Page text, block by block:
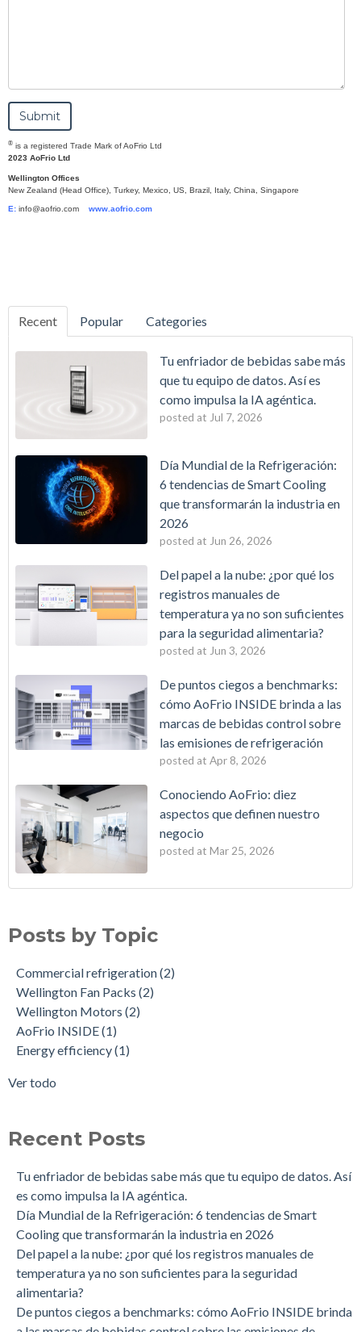
® is a registered Trade Mark of AoFrio Ltd
2023 AoFrio Ltd
Wellington Offices
New Zealand (Head Office), Turkey, Mexico, US, Brazil, Italy, China, Singapore
E: info@aofrio.com www.aofrio.com
Recent Popular Categories
Tu enfriador de bebidas sabe más
que tu equipo de datos. Así es
como impulsa la IA agéntica.
posted at Jul 7, 2026
Día Mundial de la Refrigeración:
6 tendencias de Smart Cooling
que transformarán la industria en
2026
posted at Jun 26, 2026
Del papel a la nube: ¿por qué los
registros manuales de
temperatura ya no son suficientes
para la seguridad alimentaria?
posted at Jun 3, 2026
De puntos ciegos a benchmarks:
cómo AoFrio INSIDE brinda a las
marcas de bebidas control sobre
las emisiones de refrigeración
posted at Apr 8, 2026
Conociendo AoFrio: diez
aspectos que definen nuestro
negocio
posted at Mar 25, 2026
de IoT
temperatura ya no son suficientes para la seguridad
alimentaria?
Mejore la gestión de tu flota de enfriadores con soluciones de
conectividad Bluetooth o Celular
Revolucionando la refrigeración: AoFrio® INSIDE™ establece
Conociendo AoFrio: diez aspectos que definen nuestro
La evolución de AoFrio® INSIDE™: una mirada desde dentro
Una sola gama. Ocho configuraciones. Cero complicaciones.
Optimiza la gestión de tus activos de refrigeración con
AoFrio® iQ™
Desafiando barreras: Empoderando a las mujeres en el mundo
tecnológico
Wellington Motors(2)
Energy efficiency(1)
Fan Motors(1)
IOT(1)
ecosistema de IoT(1)
Posts by Topic
Commercial refrigeration(2)
Wellington Fan Packs (2)
Wellington Motors (2)
AoFrio INSIDE(1)
Energy efficiency(1)
Ver todo
Recent Posts
Tu enfriador de bebidas sabe más que tu equipo de datos. Así
es como impulsa la IA agéntica.
Día Mundial de la Refrigeración: 6 tendencias de Smart
Cooling que transformarán la industria en 2026
Del papel a la nube: ¿por qué los registros manuales de
temperatura ya no son suficientes para la seguridad
alimentaria?
De puntos ciegos a benchmarks: cómo AoFrio INSIDE brinda